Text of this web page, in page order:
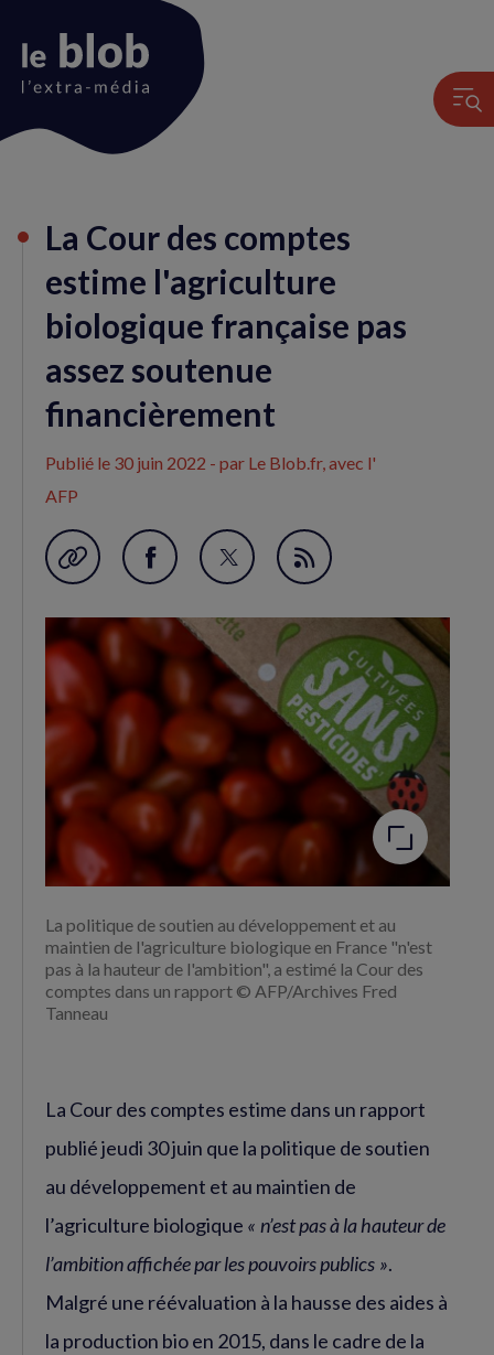
du
La Cour des comptes
estime l'agriculture
biologique française pas
assez soutenue
financièrement
Publié le 30 juin 2022 - par Le Blob.fr, avec l'
AFP
Garder en favori
Partager
Facebook
(nouvelle
fenêtre)
Partager
Twitter
(nouvelle
fenêtre)
Flux
Agrandir
l'image
La politique de soutien au développement et au
maintien de l'agriculture biologique en France "n'est
pas à la hauteur de l'ambition", a estimé la Cour des
comptes dans un rapport © AFP/Archives Fred
Tanneau
La Cour des comptes estime dans un rapport
publié jeudi 30 juin que la politique de soutien
au développement et au maintien de
l’agriculture biologique « n’est pas à la hauteur de
l’ambition affichée par les pouvoirs publics ».
Malgré une réévaluation à la hausse des aides à
la production bio en 2015, dans le cadre de la